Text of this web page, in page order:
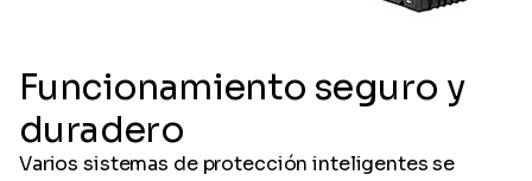
Funcionamiento seguro y
duradero
Varios sistemas de protección inteligentes se